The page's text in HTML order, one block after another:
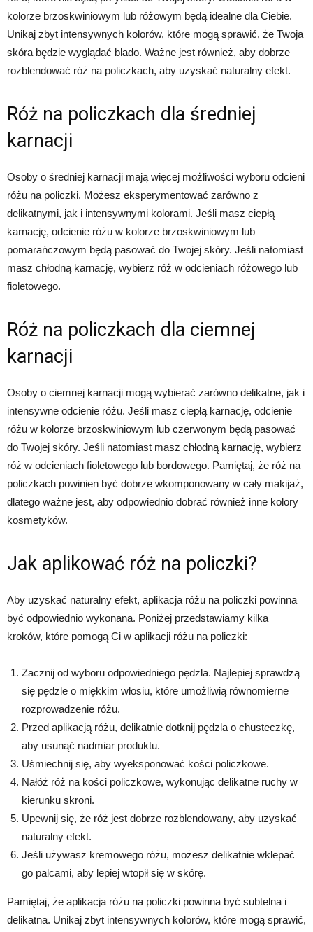
kolorze brzoskwiniowym lub różowym będą idealne dla Ciebie.
Unikaj zbyt intensywnych kolorów, które mogą sprawić, że Twoja
skóra będzie wyglądać blado. Ważne jest również, aby dobrze
rozblendować róż na policzkach, aby uzyskać naturalny efekt.
Róż na policzkach dla średniej
karnacji
Osoby o średniej karnacji mają więcej możliwości wyboru odcieni
różu na policzki. Możesz eksperymentować zarówno z
delikatnymi, jak i intensywnymi kolorami. Jeśli masz ciepłą
karnację, odcienie różu w kolorze brzoskwiniowym lub
pomarańczowym będą pasować do Twojej skóry. Jeśli natomiast
masz chłodną karnację, wybierz róż w odcieniach różowego lub
fioletowego.
Róż na policzkach dla ciemnej
karnacji
Osoby o ciemnej karnacji mogą wybierać zarówno delikatne, jak i
intensywne odcienie różu. Jeśli masz ciepłą karnację, odcienie
różu w kolorze brzoskwiniowym lub czerwonym będą pasować
do Twojej skóry. Jeśli natomiast masz chłodną karnację, wybierz
róż w odcieniach fioletowego lub bordowego. Pamiętaj, że róż na
policzkach powinien być dobrze wkomponowany w cały makijaż,
dlatego ważne jest, aby odpowiednio dobrać również inne kolory
kosmetyków.
Jak aplikować róż na policzki?
Aby uzyskać naturalny efekt, aplikacja różu na policzki powinna
być odpowiednio wykonana. Poniżej przedstawiamy kilka
kroków, które pomogą Ci w aplikacji różu na policzki:
Zacznij od wyboru odpowiedniego pędzla. Najlepiej sprawdzą
się pędzle o miękkim włosiu, które umożliwią równomierne
rozprowadzenie różu.
Przed aplikacją różu, delikatnie dotknij pędzla o chusteczkę,
aby usunąć nadmiar produktu.
Uśmiechnij się, aby wyeksponować kości policzkowe.
Nałóż róż na kości policzkowe, wykonując delikatne ruchy w
kierunku skroni.
Upewnij się, że róż jest dobrze rozblendowany, aby uzyskać
naturalny efekt.
Jeśli używasz kremowego różu, możesz delikatnie wklepać
go palcami, aby lepiej wtopił się w skórę.
Pamiętaj, że aplikacja różu na policzki powinna być subtelna i
delikatna. Unikaj zbyt intensywnych kolorów, które mogą sprawić,